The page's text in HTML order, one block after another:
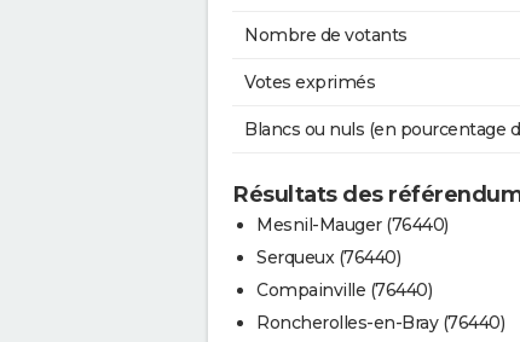
Nombre de votants
Votes exprimés
Blancs ou nuls (en pourcentage
Résultats des
Mesnil-Mauger (76440)
Serqueux (76440)
Compainville (76440)
Roncherolles-en-Bray (76440)